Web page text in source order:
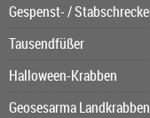
Gespenst- /
Tausendfüßer
Halloween-Krabben
Geosesarma Landkrabben